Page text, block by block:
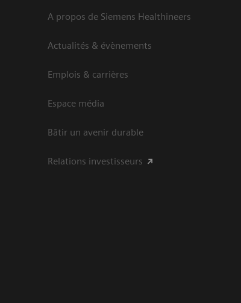
A propos de Siemens Healthineers
Actualités & évènements
Emplois & carrières
Espace média
Bâtir un avenir durable
Relations investisseurs